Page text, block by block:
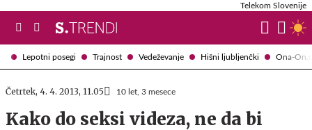
Lepotni posegi Trajnost Vedeževanje Hišni ljubljenčki Ona-
Telekom Slovenije
Četrtek, 4. 4. 2013, 11.05 10 let, 3 mesece
Kako do seksi videza, ne da bi